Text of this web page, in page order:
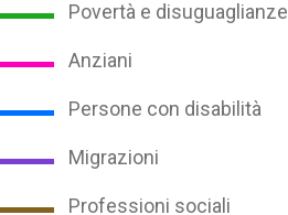
Povertà e disuguaglianze
Anziani
Persone con disabilità
Migrazioni
Professioni sociali